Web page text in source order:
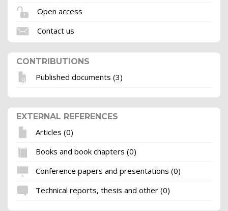
Open access
Contact us
CONTRIBUTIONS
Published documents (3)
EXTERNAL REFERENCES
Articles (0)
Books and book chapters (0)
Conference papers and presentations (0)
Technical reports, thesis and other (0)